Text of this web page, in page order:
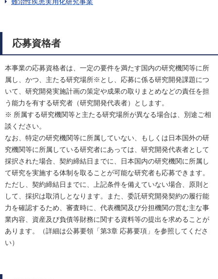
応募資格者
本事業の応募資格者は、一定の要件を満たす国内の研究機関等に所
属し、かつ、主たる研究場所※とし、応募に係る研究開発課題につ
いて、研究開発実施計画の策定や成果の取りまとめなどの責任を担
う能力を有する研究者（研究開発代表者）とします。
※ 所属する研究機関等と主たる研究場所が異なる場合は、別途ご相
談ください。
なお、特定の研究機関等に所属していない、もしくは日本国外の研
究機関等に所属している研究者にあっては、研究開発代表者として
採択された場合、契約締結日までに、日本国内の研究機関に所属し
て研究を実施する体制を取ることが可能な研究者も応募できます。
ただし、契約締結日までに、上記条件を備えていない場合、原則と
して、採択は取消しとなります。また、委託研究開発契約の履行能
力を確認するため、審査時に、代表機関及び分担機関の営む主な事
業内容、資産及び負債等財務に関する資料等の提出を求めることが
あります。（詳細は公募要領「第3章 応募要項」を参照してくださ
い）